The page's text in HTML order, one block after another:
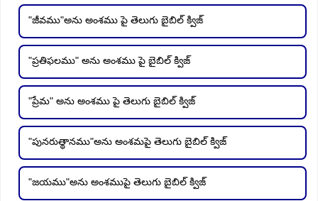
"జీవము"అను అంశము పై తెలుగు బైబిల్ క్విజ్
"ప్రతిఫలము" అను అంశము పై బైబిల్ క్విజ్
"ప్రేమ" అను అంశము పై తెలుగు బైబిల్ క్విజ్
"పునరుత్థానము"అను అంశమపై తెలుగు బైబిల్ క్విజ్
"జయము"అను అంశముపై తెలుగు బైబిల్ క్విజ్